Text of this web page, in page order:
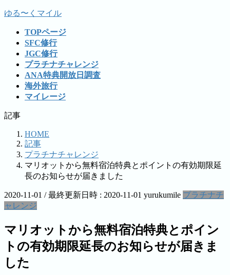
コ
ナ
ゆる〜くマイル
TOPページ
SFC修行
JGC修行
プラチナチャレンジ
ANA特典開放日調査
海外旅行
マイレージ
記事
HOME
記事
プラチナチャレンジ
マリオットから無料宿泊特典とポイントの有効期限延
長のお知らせが届きました
2020-11-01 / 最終更新日時 : 2020-11-01 yurukumile プラチナチ
ャレンジ
マリオットから無料宿泊特典とポイン
トの有効期限延長のお知らせが届きま
した